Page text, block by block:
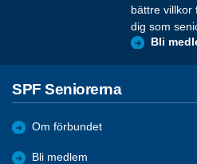
bättre villkor
dig som
Bli
SPF Seniorerna
Om förbundet
Bli medlem